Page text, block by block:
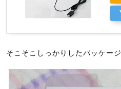
そこそこしっかりしたパッケージ